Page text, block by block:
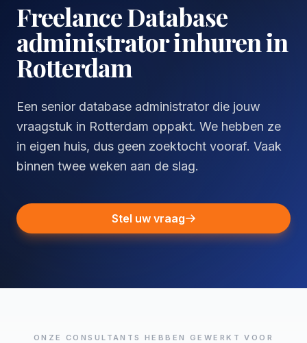
Freelance Database
administrator inhuren in
Rotterdam
Een senior database administrator die jouw
vraagstuk in Rotterdam oppakt. We hebben ze
in eigen huis, dus geen zoektocht vooraf. Vaak
binnen twee weken aan de slag.
Stel uw vraag
ONZE CONSULTANTS HEBBEN GEWERKT VOOR